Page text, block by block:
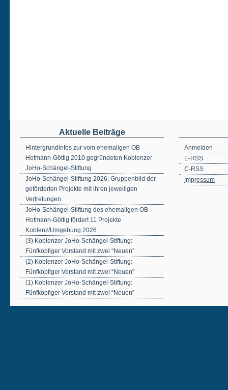
Aktuelle Beiträge
Hintergrundinfos zur vom ehemaligen OB
Hofmann-Göttig 2010 gegründeten Koblenzer
JoHo-Schängel-Stiftung
JoHo-Schängel-Stiftung 2026: Gruppenbild der
geförderten Projekte mit ihren jeweiligen
Vertretungen
JoHo-Schängel-Stiftung des ehemaligen OB
Hofmann-Göttig fördert 11 Projekte
Koblenz/Umgebung 2026
(3) Koblenzer JoHo-Schängel-Stiftung:
Fünfköpfiger Vorstand mit zwei “Neuen”
(2) Koblenzer JoHo-Schängel-Stiftung:
Fünfköpfiger Vorstand mit zwei “Neuen”
(1) Koblenzer JoHo-Schängel-Stiftung:
Fünfköpfiger Vorstand mit zwei “Neuen”
Anmelden
E-RSS
C-RSS
Impressum